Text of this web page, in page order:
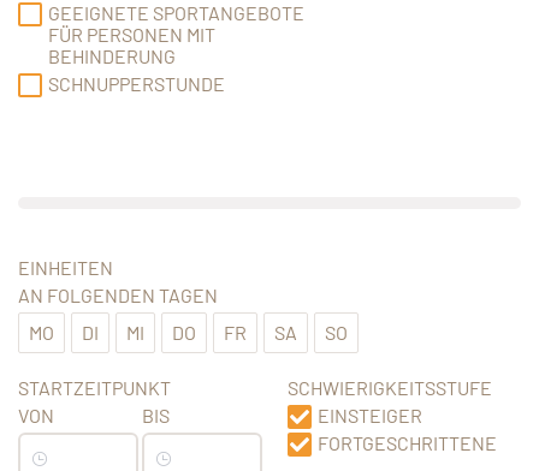
GEEIGNETE SPORTANGEBOTE
FÜR PERSONEN MIT
BEHINDERUNG
SCHNUPPERSTUNDE
EINHEITEN
AN FOLGENDEN TAGEN
MO
DI MI DO FR SA SO
STARTZEITPUNKT
VON
BIS
SCHWIERIGKEITSSTUFE
EINSTEIGER
FORTGESCHRITTENE